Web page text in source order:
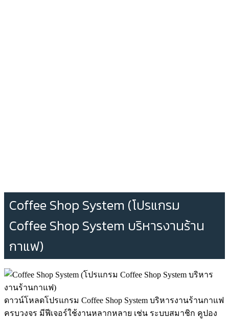
Coffee Shop System (โปรแกรม
Coffee Shop System บริหารงานร้าน
กาแฟ)
ดาวน์โหลดโปรแกรม Coffee Shop System บริหารงานร้านกาแฟ
ครบวงจร มีฟีเจอร์ใช้งานหลากหลาย เช่น ระบบสมาชิก คูปอง